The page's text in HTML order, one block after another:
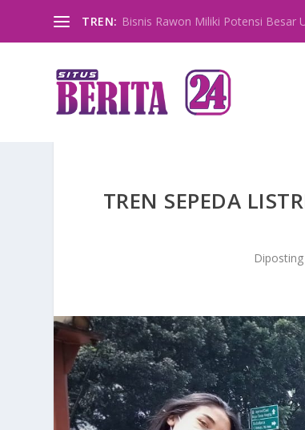
TREN: Bisnis Rawon Miliki Potensi Besar
TREN SEPEDA